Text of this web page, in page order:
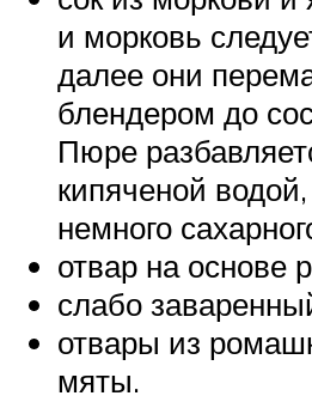
и морковь
далее они
блендером до
Пюре
кипяченой
немного
отвар на основе
слабо
отвары из
мяты.